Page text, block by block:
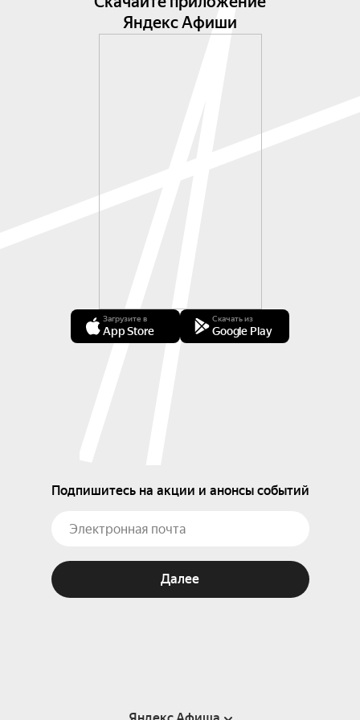
Яндекс Афиши
Загрузите в
App Store
Скачать из
Google Play
Подпишитесь на акции и анонсы событий
Далее